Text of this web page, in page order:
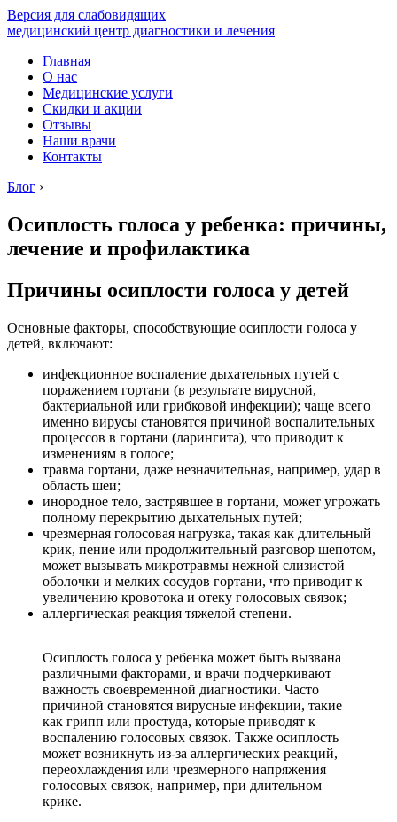
Версия для слабовидящих
медицинский центр диагностики и лечения
Главная
О нас
Медицинские услуги
Скидки и акции
Отзывы
Наши врачи
Контакты
Блог ›
Осиплость голоса у ребенка: причины,
лечение и профилактика
Причины осиплости голоса у детей
Основные факторы, способствующие осиплости голоса у
детей, включают:
инфекционное воспаление дыхательных путей с
поражением гортани (в результате вирусной,
бактериальной или грибковой инфекции); чаще всего
именно вирусы становятся причиной воспалительных
процессов в гортани (ларингита), что приводит к
изменениям в голосе;
травма гортани, даже незначительная, например, удар в
область шеи;
инородное тело, застрявшее в гортани, может угрожать
полному перекрытию дыхательных путей;
чрезмерная голосовая нагрузка, такая как длительный
крик, пение или продолжительный разговор шепотом,
может вызывать микротравмы нежной слизистой
оболочки и мелких сосудов гортани, что приводит к
увеличению кровотока и отеку голосовых связок;
аллергическая реакция тяжелой степени.
Осиплость голоса у ребенка может быть вызвана
различными факторами, и врачи подчеркивают
важность своевременной диагностики. Часто
причиной становятся вирусные инфекции, такие
как грипп или простуда, которые приводят к
воспалению голосовых связок. Также осиплость
может возникнуть из-за аллергических реакций,
переохлаждения или чрезмерного напряжения
голосовых связок, например, при длительном
крике.